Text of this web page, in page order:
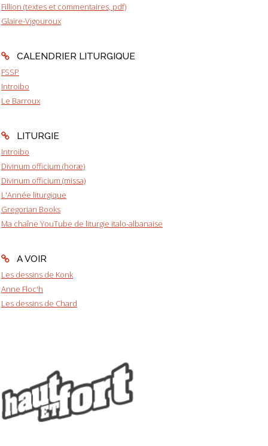
Fillion (textes et commentaires, pdf)
Glaire-Vigouroux
CALENDRIER LITURGIQUE
FSSP
Introibo
Le Barroux
LITURGIE
Introibo
Divinum officium (horæ)
Divinum officium (missa)
L'Année liturgique
Gregorian Books
Ma chaîne YouTube de liturgie italo-albanaise
A VOIR
Les dessins de Konk
Anne Floc'h
Les dessins de Chard